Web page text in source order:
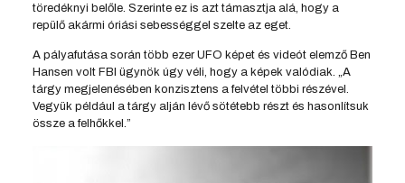
töredéknyi belőle. Szerinte ez is azt támasztja alá, hogy a
repülő akármi óriási sebességgel szelte az eget.
A pályafutása során több ezer UFO képet és videót elemző Ben
Hansen volt FBI ügynök úgy véli, hogy a képek valódiak. „A
tárgy megjelenésében konzisztens a felvétel többi részével.
Vegyük például a tárgy alján lévő sötétebb részt és hasonlítsuk
össze a felhőkkel.”